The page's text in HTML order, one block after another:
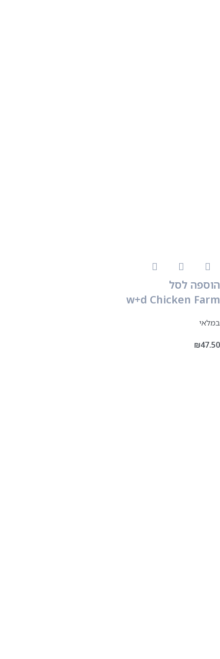
הוספה לסל
w+d Chicken Farm
במלאי
₪47.50